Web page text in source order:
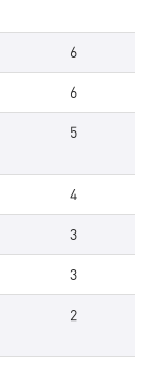
6
6
5
4
3
3
2